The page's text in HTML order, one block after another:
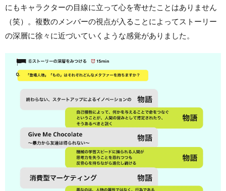
にもキャラクターの目線に立って心を寄せたことはありません
（笑）。複数のメンバーの視点が入ることによってストーリー
の深層に徐々に近づいていくような感覚がありました。